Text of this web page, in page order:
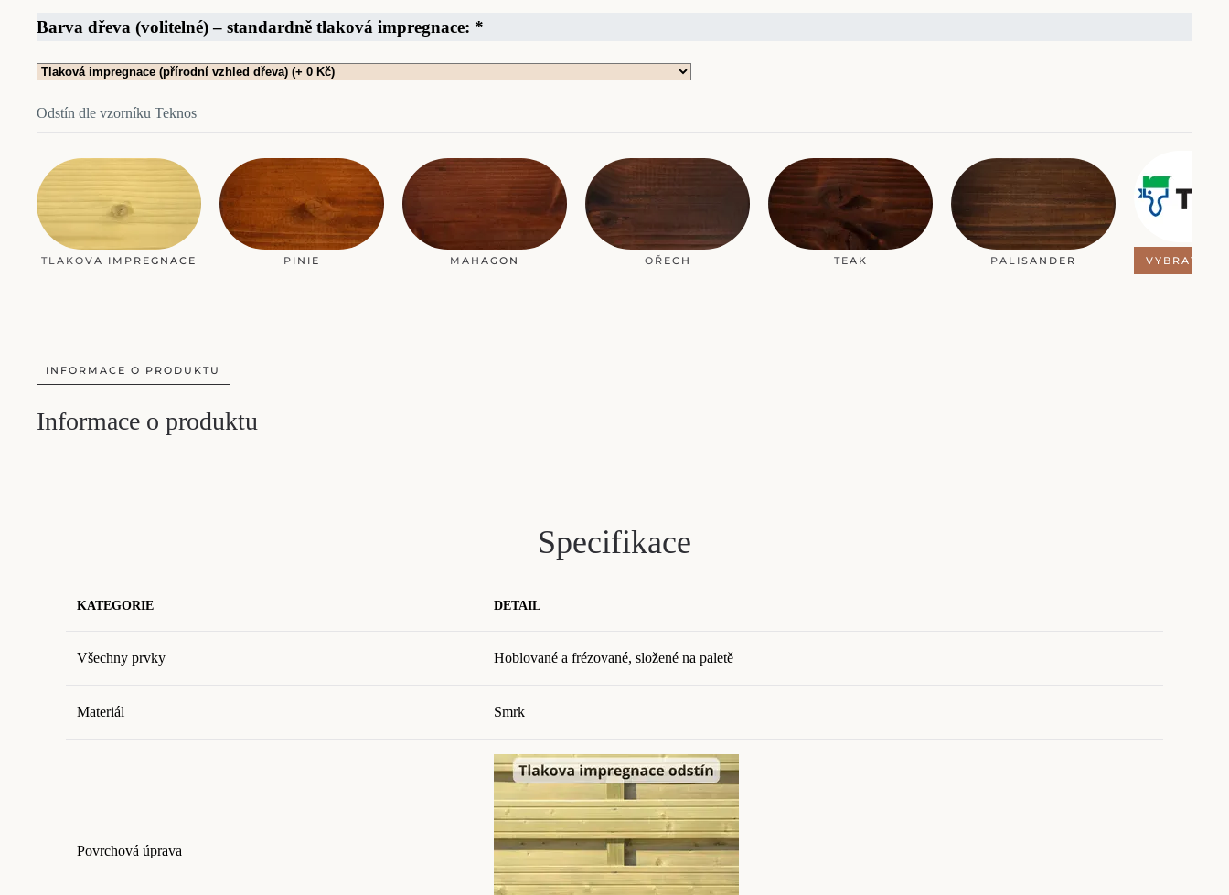
Barva dřeva (volitelné) – standardně tlaková impregnace: *
Odstín dle vzorníku Teknos
TLAKOVA IMPREGNACE PINIE MAHAGON OŘECH TEAK PALISANDER VYBRAT
INFORMACE O PRODUKTU
Informace o produktu
Specifikace
KATEGORIE DETAIL
Všechny prvky Hoblované a frézované, složené na paletě
Materiál Smrk
Povrchová úprava